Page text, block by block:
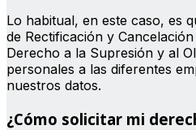
Lo habitual, en este caso, es
de Rectificación y
Derecho a la Supresión y al
personales a las diferentes
nuestros datos.
¿Cómo solicitar mi